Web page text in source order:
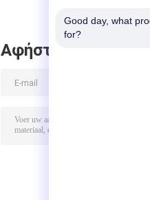
Αφήστε μήνυμα
Good day, what
for?